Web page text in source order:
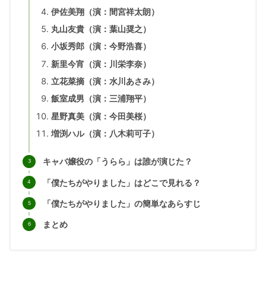
伊佐美翔（演：間宮祥太朗）
丸山友貴（演：葉山奨之）
小坂秀郎（演：今野浩喜）
新里今宵（演：川栄李奈）
立花菜摘（演：水川あさみ）
飯室成男（演：三浦翔平）
星野真美（演：今田美桜）
増渕ハル（演：八木莉可子）
キャバ嬢役の「うらら」は誰が演じた？
「僕たちがやりました」はどこで見れる？
「僕たちがやりました」の簡単なあらすじ
まとめ